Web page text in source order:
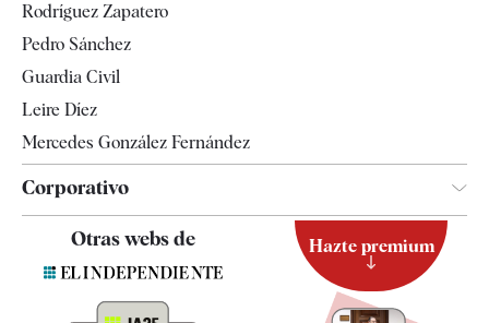
Televisión
Rodríguez Zapatero
Pedro Sánchez
Guardia Civil
Leire Díez
Mercedes González Fernández
Corporativo
Contacto
Otras webs de Hazte premium